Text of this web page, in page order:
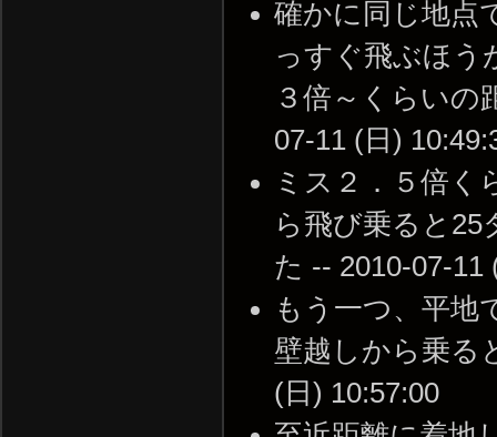
確かに同じ地点
っすぐ飛ぶほう
３倍～くらいの
07-11 (日)
ミス２．５倍く
ら飛び乗ると
た -- 2010-07-11
もう一つ、平地
壁越しから乗る
(日) 10:57:00